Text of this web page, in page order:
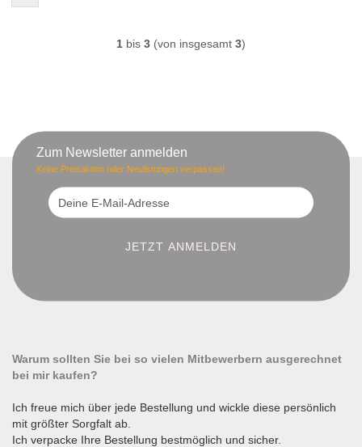
1 bis 3 (von insgesamt 3)
Zum Newsletter anmelden
Keine Preisaktion oder Neulistungen verpassen!
Warum sollten Sie bei so vielen Mitbewerbern ausgerechnet
bei mir kaufen?
Ich freue mich über jede Bestellung und wickle diese persönlich
mit größter Sorgfalt ab.
Ich verpacke Ihre Bestellung bestmöglich und sicher.